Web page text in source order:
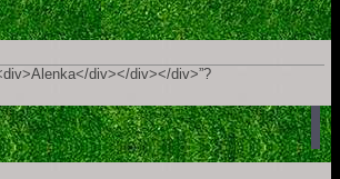
div></div></div>”?